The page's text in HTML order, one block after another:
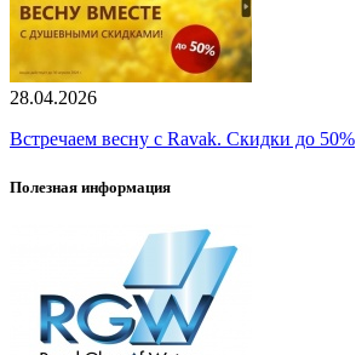
28.04.2026
Встречаем весну с Ravak. Скидки до 50%
Полезная информация